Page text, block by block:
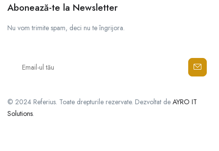
Abonează-te la Newsletter
Nu vom trimite spam, deci nu te îngrijora.
© 2024 Referius. Toate drepturile rezervate. Dezvoltat de AYRO IT
Solutions.